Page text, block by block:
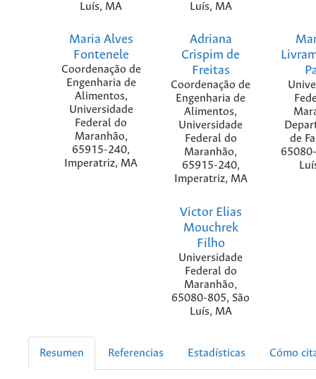
Luís, MA
Luís, MA
Maria Alves
Fontenele
Coordenação de
Engenharia de
Alimentos,
Universidade
Federal do
Maranhão,
65915-240,
Imperatriz, MA
Adriana
Crispim de
Freitas
Coordenação de
Engenharia de
Alimentos,
Universidade
Federal do
Maranhão,
65915-240,
Imperatriz, MA
de
Victor Elias
Mouchrek
Filho
Universidade
Federal do
Maranhão,
65080-805, São
Luís, MA
Resumen Referencias Estadísticas Cómo